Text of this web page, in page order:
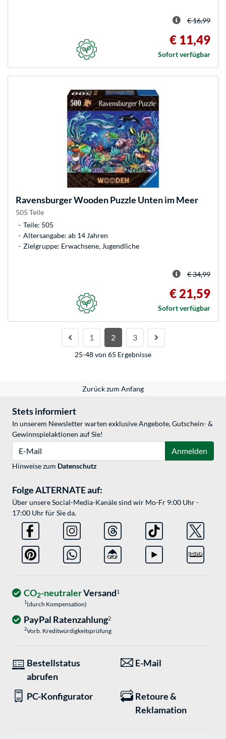
€ 16,99
€ 11,49
Sofort verfügbar
RavensburgerWooden Puzzle Unten im Meer
505 Teile
Teile: 505
Altersangabe: ab 14 Jahren
Zielgruppe: Erwachsene, Jugendliche
€ 34,99
€ 21,59
Sofort verfügbar
1 2 3
25-48 von 65 Ergebnisse
Zurück zum Anfang
Stets informiert
In unserem Newsletter warten exklusive Angebote, Gutschein- &
Gewinnspielaktionen auf Sie!
Anmelden
Hinweise zum Datenschutz
Folge ALTERNATE auf:
Über unsere Social-Media-Kanäle sind wir Mo-Fr 9:00 Uhr -
17:00 Uhr für Sie da.
CO2-neutralerVersand1
1(durch Kompensation)
PayPal Ratenzahlung2
2Vorb. Kreditwürdigkeitsprüfung
Bestellstatus
abrufen
E-Mail
PC-Konfigurator
Retoure &
Reklamation